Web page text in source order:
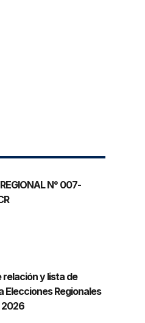
N° 007-
relación y lista de
Elecciones Regionales
2026